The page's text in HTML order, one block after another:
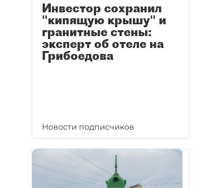
Инвестор сохранил
"кипящую крышу" и
гранитные стены:
эксперт об отеле на
Грибоедова
Новости подписчиков